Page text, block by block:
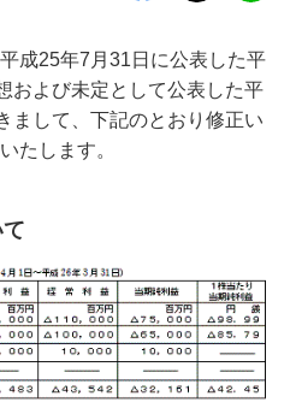
成25年7月31日に公表した平
および未定として公表した平
まして、下記のとおり修正い
たします。